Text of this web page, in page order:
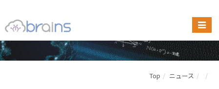
Top ニュース